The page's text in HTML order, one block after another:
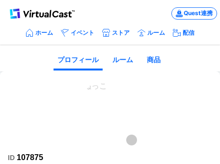
Quest連携
ホーム イベント ストア ルーム 配信
プロフィール ルーム 商品
ID 107875